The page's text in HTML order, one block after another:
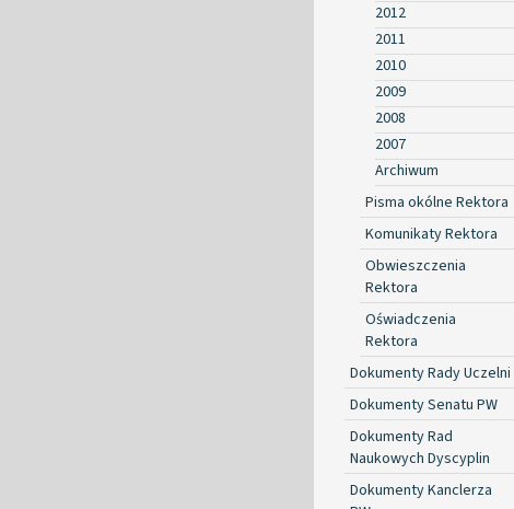
2012
2011
2010
2009
2008
2007
Archiwum
Pisma okólne Rektora
Komunikaty Rektora
Obwieszczenia
Rektora
Oświadczenia
Rektora
Dokumenty Rady Uczelni
Dokumenty Senatu PW
Dokumenty Rad
Naukowych Dyscyplin
Dokumenty Kanclerza